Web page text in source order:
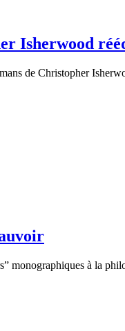
Isherwood
de Christopher
monographiques à la